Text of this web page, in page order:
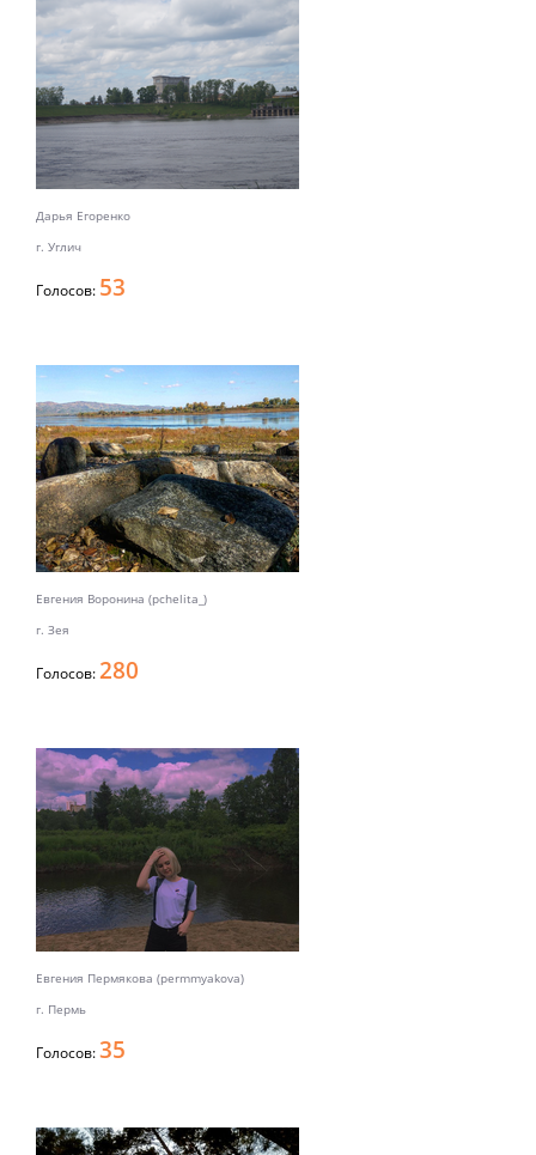
Дарья Егоренко
г. Углич
Голосов: 53
Евгения Воронина (pchelita_)
г. Зея
Голосов:280
Евгения Пермякова (permmyakova)
г. Пермь
Голосов:35